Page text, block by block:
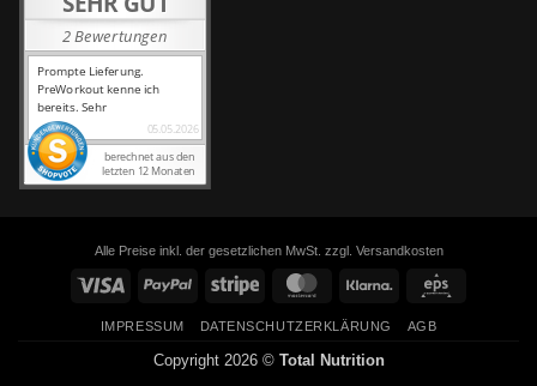
Alle Preise inkl. der gesetzlichen MwSt. zzgl. Versandkosten
Visa PayPal Stripe MasterCard Klarna
IMPRESSUM DATENSCHUTZERKLÄRUNG AGB
Copyright 2026 © Total Nutrition